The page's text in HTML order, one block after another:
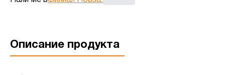
Описание продукта